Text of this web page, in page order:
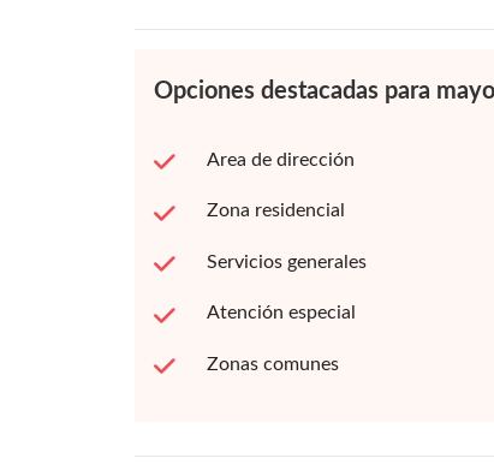
Opciones destacadas para
Area de dirección
Zona residencial
Servicios generales
Atención especial
Zonas comunes